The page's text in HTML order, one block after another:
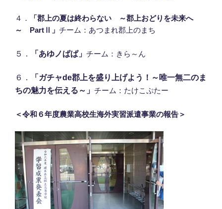
４．
「郡上の夏は終わらない ～郡上おどりを未来へ
～ PartⅡ」 チーム：あつまれ郡上のまち
５． 「あゆノぱぱ」 チーム：きら～ん
６．
「ガチャde郡上を盛り上げよう！～唯一無二のま
ちの魅力を伝える～」 チーム：たけこぷたー
＜令和６年度農業高校生海外実習派遣事業の報告＞